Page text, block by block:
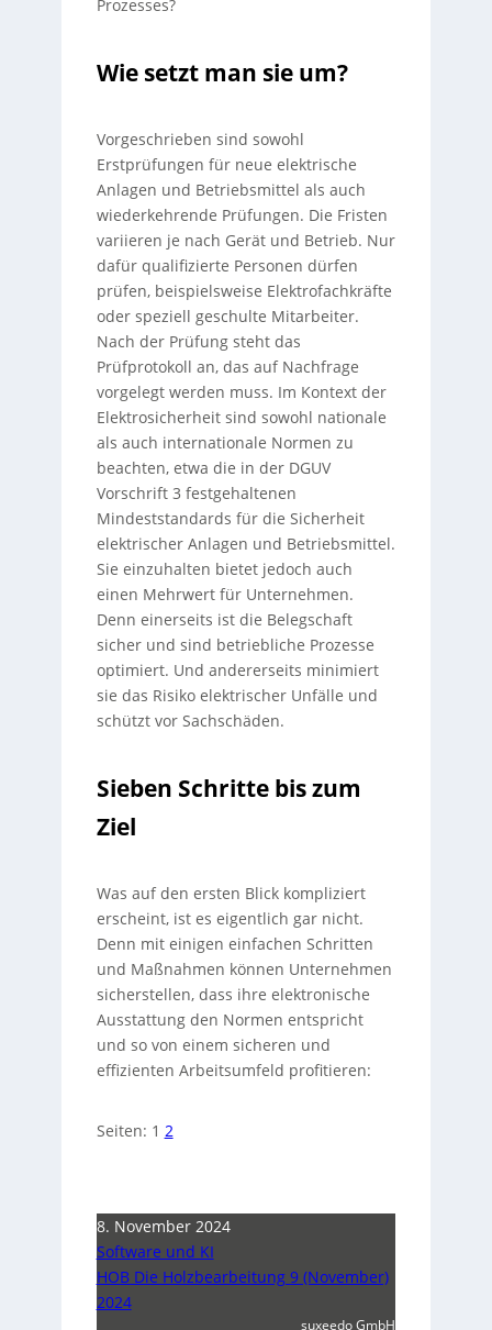
Prozesses?
Wie setzt man sie um?
Vorgeschrieben sind sowohl
Erstprüfungen für neue elektrische
Anlagen und Betriebsmittel als auch
wiederkehrende Prüfungen. Die Fristen
variieren je nach Gerät und Betrieb. Nur
dafür qualifizierte Personen dürfen
prüfen, beispielsweise Elektrofachkräfte
oder speziell geschulte Mitarbeiter.
Nach der Prüfung steht das
Prüfprotokoll an, das auf Nachfrage
vorgelegt werden muss. Im Kontext der
Elektrosicherheit sind sowohl nationale
als auch internationale Normen zu
beachten, etwa die in der DGUV
Vorschrift 3 festgehaltenen
Mindeststandards für die Sicherheit
elektrischer Anlagen und Betriebsmittel.
Sie einzuhalten bietet jedoch auch
einen Mehrwert für Unternehmen.
Denn einerseits ist die Belegschaft
sicher und sind betriebliche Prozesse
optimiert. Und andererseits minimiert
sie das Risiko elektrischer Unfälle und
schützt vor Sachschäden.
Sieben Schritte bis zum
Ziel
Was auf den ersten Blick kompliziert
erscheint, ist es eigentlich gar nicht.
Denn mit einigen einfachen Schritten
und Maßnahmen können Unternehmen
sicherstellen, dass ihre elektronische
Ausstattung den Normen entspricht
und so von einem sicheren und
effizienten Arbeitsumfeld profitieren:
Seiten: 1 2
8. November 2024
Software und KI
HOB Die Holzbearbeitung 9 (November)
2024
suxeedo GmbH